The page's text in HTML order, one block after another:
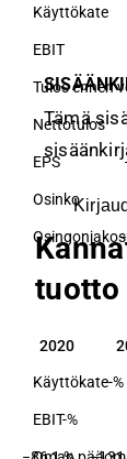
Käyttökate
EBIT
Tulos ennen
Nettotulos
EPS
Osinko
Tämä
tuotto
2020
2020
Käyttökate-%
EBIT-%